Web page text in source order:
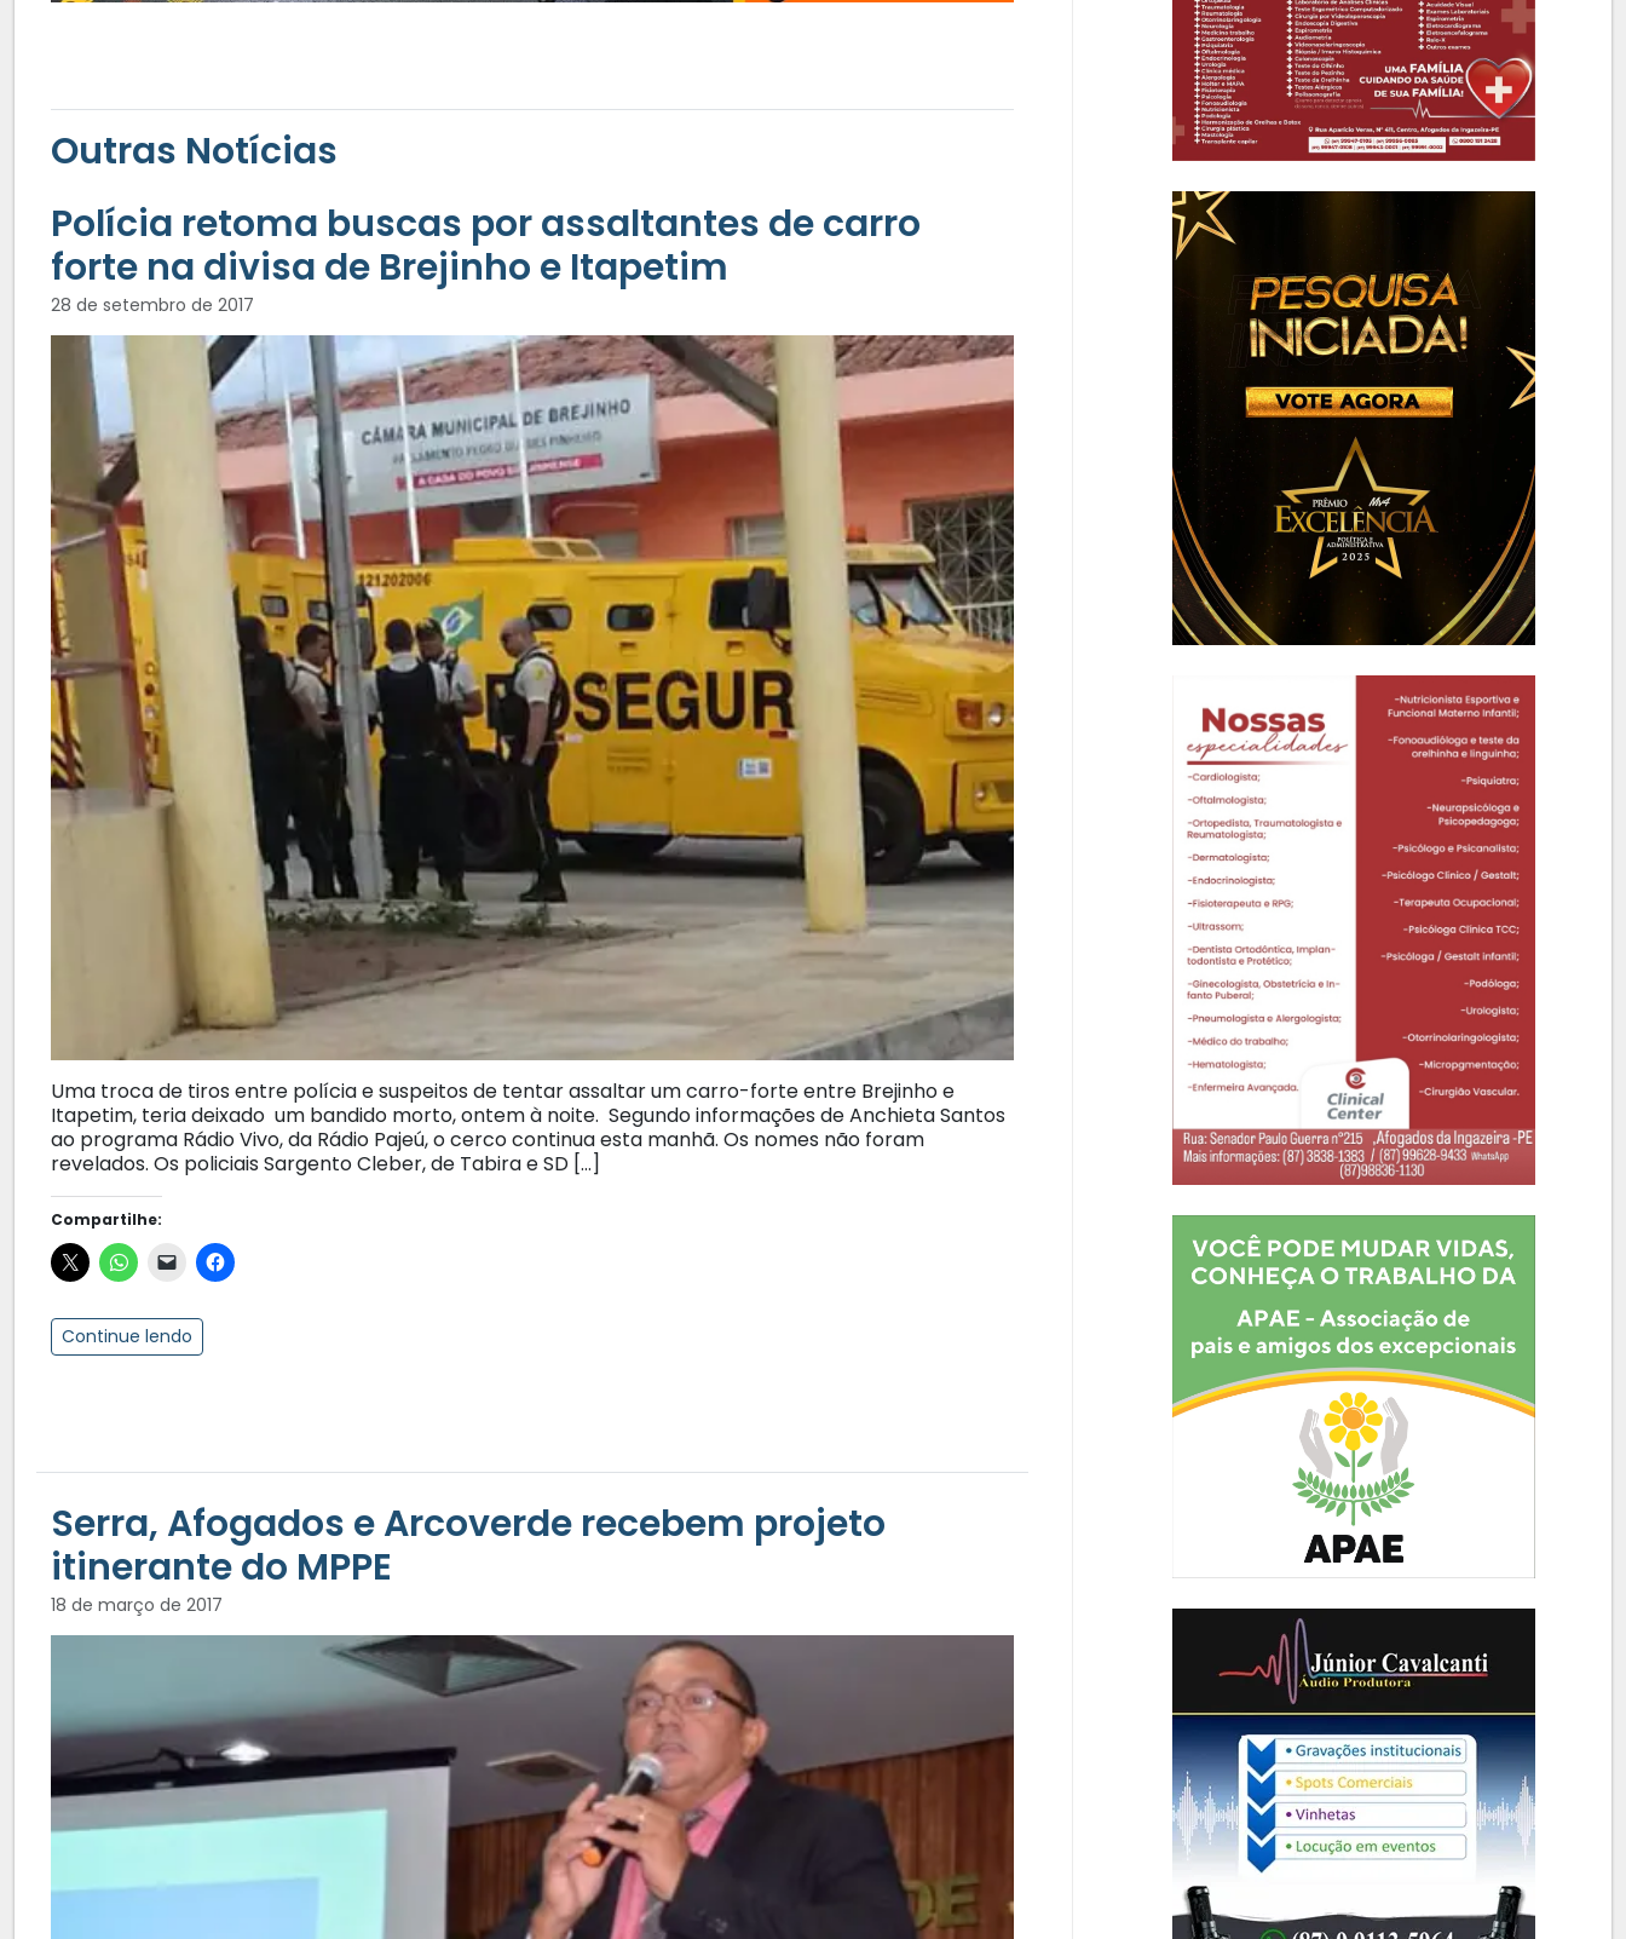
Outras Notícias
Polícia retoma buscas por assaltantes de carro
forte na divisa de Brejinho e Itapetim
28 de setembro de 2017
Uma troca de tiros entre polícia e suspeitos de tentar assaltar um carro-forte entre Brejinho e
Itapetim, teria deixado um bandido morto, ontem à noite. Segundo informações de Anchieta Santos
ao programa Rádio Vivo, da Rádio Pajeú, o cerco continua esta manhã. Os nomes não foram
revelados. Os policiais Sargento Cleber, de Tabira e SD […]
Compartilhe:
Continue lendo
Serra, Afogados e Arcoverde recebem projeto
itinerante do MPPE
18 de março de 2017